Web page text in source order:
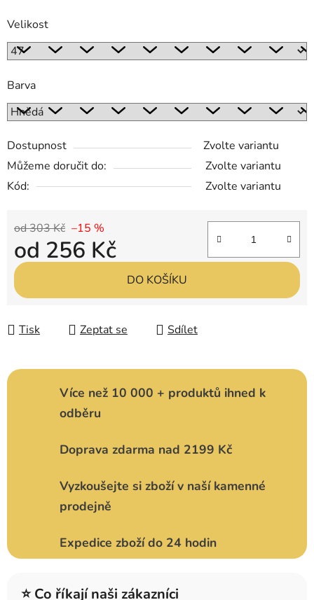
Velikost
Barva
Dostupnost
Zvolte variantu
Můžeme doručit do:
Zvolte variantu
Kód:
Zvolte variantu
od 303 Kč –15 %
od 256 Kč
Měrná cena: DO KOŠÍKU
Tisk Zeptat se Sdílet
Více než 10 000 + produktů ihned k
odběru
Doprava zdarma nad 2199 Kč
Vyzkoušejte si zboží v naší kamenné
prodejně
Expedice zboží do 24 hodin
⭐ Co říkají naši zákazníci